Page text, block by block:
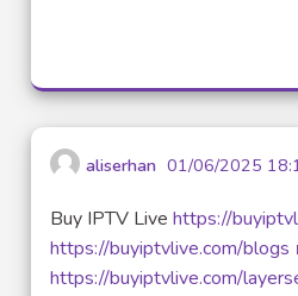
aliserhan 01/06/2025
Buy IPTV Live https://
https://buyiptvlive.com/blogs
https://buyiptvlive.com/